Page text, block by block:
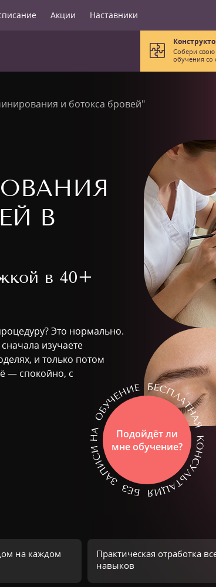
Акции Наставники
Собери
обучения со
и ботокса бровей"
В
в 40+
Это нормально.
изучаете
и только потом
— спокойно, с
Подойдёт ли
мне обучение?
на каждом
Практическая отработка
навыков